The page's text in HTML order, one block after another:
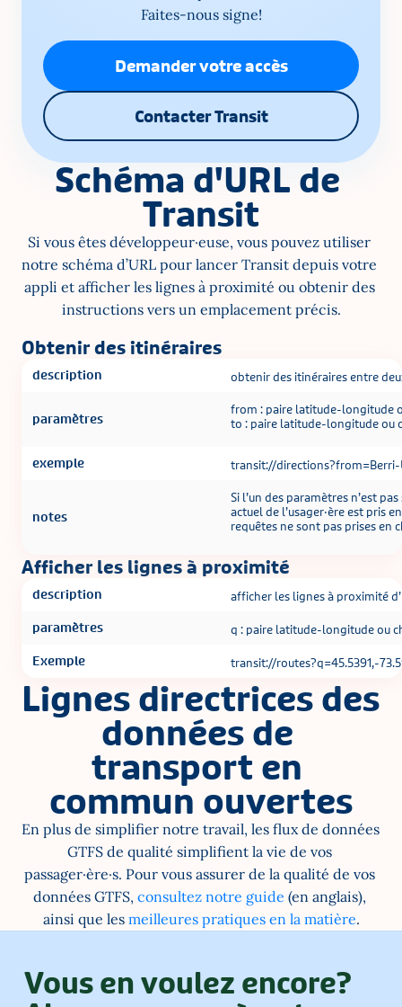
Faites-nous signe!
Demander votre accès
Contacter Transit
Schéma d'URL de
Transit
Si vous êtes développeur·euse, vous pouvez utiliser
notre schéma d’URL pour lancer Transit depuis votre
appli et afficher les lignes à proximité ou obtenir des
instructions vers un emplacement précis.
Obtenir des itinéraires
description obtenir des itinéraires entre
paramètres
from : paire latitude-longitude
to : paire latitude-longitude ou
exemple transit://
notes
Si l’un des paramètres n’est
actuel de l’usager·ère est pris
requêtes ne sont pas prises en
Afficher les lignes à proximité
description afficher les lignes à proximité
paramètres q : paire latitude-longitude ou
Exemple transit://routes?q=45.5391,-
Lignes directrices des
données de
transport en
commun ouvertes
En plus de simplifier notre travail, les flux de données
GTFS de qualité simplifient la vie de vos
passager·ère·s. Pour vous assurer de la qualité de vos
données GTFS, consultez notre guide (en anglais),
ainsi que les meilleures pratiques en la matière.
Vous en voulez encore?